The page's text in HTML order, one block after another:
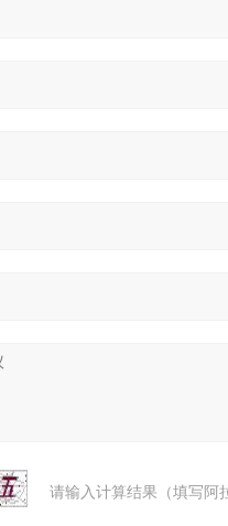
请输入计算结果（填写阿